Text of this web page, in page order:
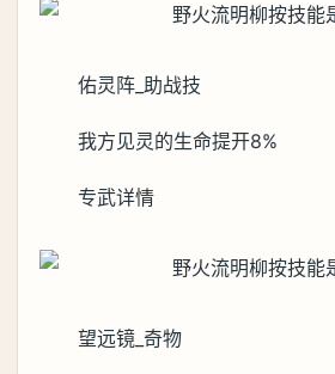
佑灵阵_助战技
我方见灵的生命提开8%
专武详情
望远镜_奇物